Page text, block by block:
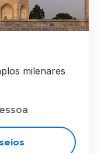
milenares